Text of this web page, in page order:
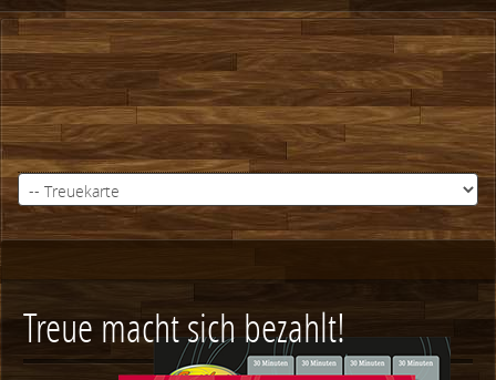
Treue macht sich bezahlt!